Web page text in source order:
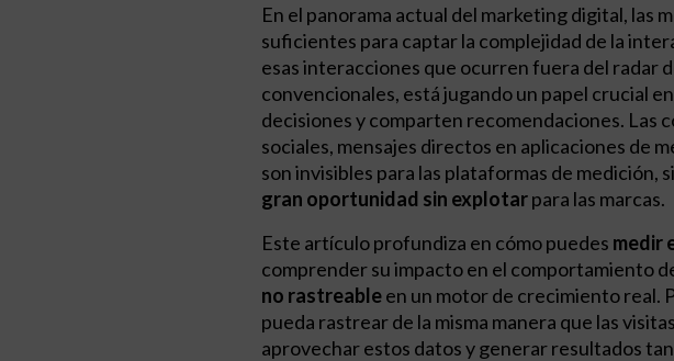
En el panorama actual del marketing digital, las
suficientes para captar la complejidad de la
esas interacciones que ocurren fuera del radar
convencionales, está jugando un papel crucial
decisiones y comparten recomendaciones. Las
sociales, mensajes directos en aplicaciones de
son invisibles para las plataformas de medición,
gran oportunidad sin explotarpara las marcas.
Este artículo profundiza en cómo puedes medir
comprender su impacto en el comportamiento
no rastreableen un motor de crecimiento real.
pueda rastrear de la misma manera que las
aprovechar estos datos y generar resultados